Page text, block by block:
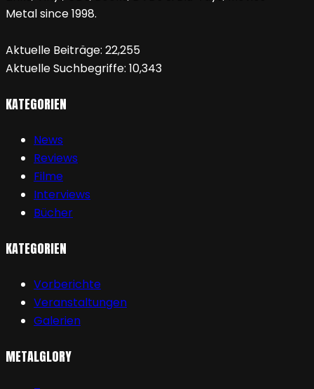
Metal since 1998.
Aktuelle Beiträge: 22,255
Aktuelle Suchbegriffe: 10,343
KATEGORIEN
News
Reviews
Filme
Interviews
Bücher
KATEGORIEN
Vorberichte
Veranstaltungen
Galerien
METALGLORY